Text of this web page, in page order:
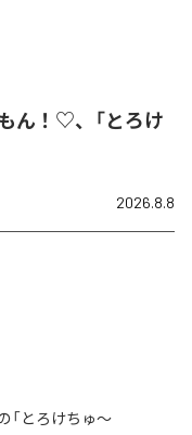
ん！♡、「とろけ
2026.8.8
「とろけちゅ〜